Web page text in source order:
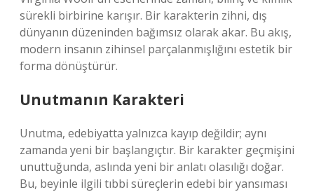
sürekli birbirine karışır. Bir karakterin zihni, dış
dünyanın düzeninden bağımsız olarak akar. Bu akış,
modern insanın zihinsel parçalanmışlığını estetik bir
forma dönüştürür.
Unutmanın Karakteri
Unutma, edebiyatta yalnızca kayıp değildir; aynı
zamanda yeni bir başlangıçtır. Bir karakter geçmişini
unuttuğunda, aslında yeni bir anlatı olasılığı doğar.
Bu, beyinle ilgili tıbbi süreçlerin edebi bir yansıması